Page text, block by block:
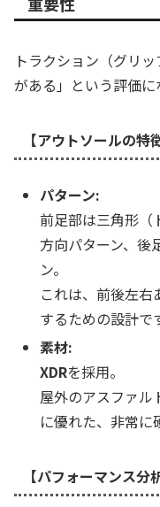
トラクション（グリ
がある」という評価に
【アウトソールの特
パターン:
前足部は三角形（
方向パターン、後
ン。
これは、前後左
するための設計で
素材:
XDRを採用。
屋外のアスファル
に優れた、非常に
【パフォーマンス分